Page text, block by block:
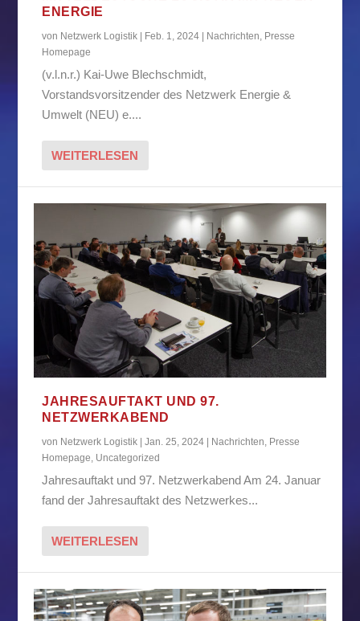
ENERGIE
von Netzwerk Logistik | Feb. 1, 2024 | Nachrichten Presse
Homepage
(v.l.n.r.) Kai-Uwe Blechschmidt,
Vorstandsvorsitzender des Netzwerk Energie &
Umwelt (NEU) e....
WEITERLESEN
JAHRESAUFTAKT UND 97.
NETZWERKABEND
von Netzwerk Logistik |Jan. 25, 2024 Nachrichten, Presse
Homepage, Uncategorized
Jahresauftakt und 97. Netzwerkabend Am 24. Januar
fand der Jahresauftakt des Netzwerkes...
WEITERLESEN